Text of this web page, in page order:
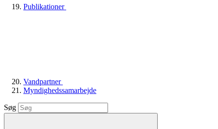
Publikationer
Vandpartner
Myndighedssamarbejde
Søg